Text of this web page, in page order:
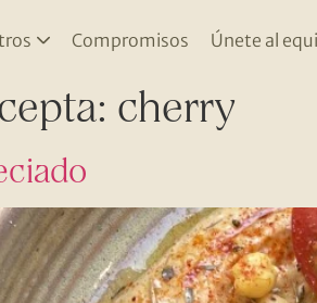
Compromisos Únete al
cherry